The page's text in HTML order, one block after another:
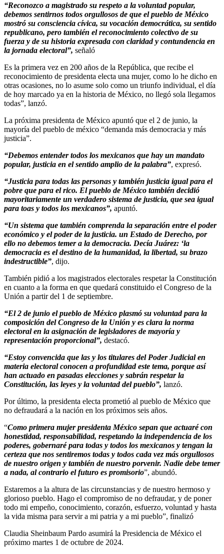
“Reconozco a magistrado su respeto a la voluntad popular,
debemos sentirnos todos orgullosos de que el pueblo de México
mostró su consciencia cívica, su vocación democrática, su sentido
republicano, pero también el reconocimiento colectivo de su
fuerza y de su historia expresada con claridad y contundencia en
la jornada electoral”, señaló
Es la primera vez en 200 años de la República, que recibe el
reconocimiento de presidenta electa una mujer, como lo he dicho en
otras ocasiones, no lo asume solo como un triunfo individual, el día
de hoy marcado ya en la historia de México, no llegó sola llegamos
todas”, lanzó.
La próxima presidenta de México apuntó que el 2 de junio, la
mayoría del pueblo de méxico “demanda más democracia y más
justicia”.
“Debemos entender todos los mexicanos que hay un mandato
popular, justicia en el sentido amplio de la palabra”, expresó.
“Justicia para todas las personas y también justicia igual para el
pobre que para el rico. El pueblo de México también decidió
mayoritariamente un verdadero sistema de justicia, que sea igual
para toas y todos los mexicanos”, apuntó.
“Un sistema que también comprenda la separación entre el poder
económico y el poder de la justicia. un Estado de Derecho, por
ello no debemos temer a la democracia. Decía Juárez: ‘la
democracia es el destino de la humanidad, la libertad, su brazo
indestructible”, dijo.
También pidió a los magistrados electorales respetar la Constitución
en cuanto a la forma en que quedará constituido el Congreso de la
Unión a partir del 1 de septiembre.
“El 2 de junio el pueblo de México plasmó su voluntad para la
composición del Congreso de la Unión y es clara la norma
electoral en la asignación de legisladores de mayoría y
representación proporcional”, destacó.
“Estoy convencida que las y los titulares del Poder Judicial en
materia electoral conocen a profundidad este tema, porque así
han actuado en pasadas elecciones y sabrán respetar la
Constitución, las leyes y la voluntad del pueblo”, lanzó.
Por último, la presidenta electa prometió al pueblo de México que
no defraudará a la nación en los próximos seis años.
“Como primera mujer presidenta México sepan que actuaré con
honestidad, responsabilidad, respetando la independencia de los
poderes, gobernaré para todas y todos los mexicanos y tengan la
certeza que nos sentiremos todas y todos cada vez más orgullosos
de nuestro origen y también de nuestro porvenir. Nadie debe temer
a nada, al contrario el futuro es promisorio”, abundó.
Estaremos a la altura de las circunstancias y de nuestro hermoso y
glorioso pueblo. Hago el compromiso de no defraudar, y de poner
todo mi empeño, conocimiento, corazón, esfuerzo, voluntad y hasta
la vida misma para servir a mi patria y a mi pueblo”, finalizó
Claudia Sheinbaum Pardo asumirá la Presidencia de México el
próximo martes 1 de octubre de 2024.